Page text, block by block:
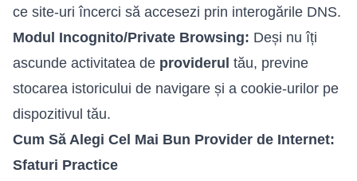
ce site-uri încerci să accesezi prin interogările DNS.
Modul Incognito/Private Browsing: Deși nu îți
ascunde activitatea de providerul tău, previne
stocarea istoricului de navigare și a cookie-urilor pe
dispozitivul tău.
Cum Să Alegi Cel Mai Bun Provider de Internet:
Sfaturi Practice